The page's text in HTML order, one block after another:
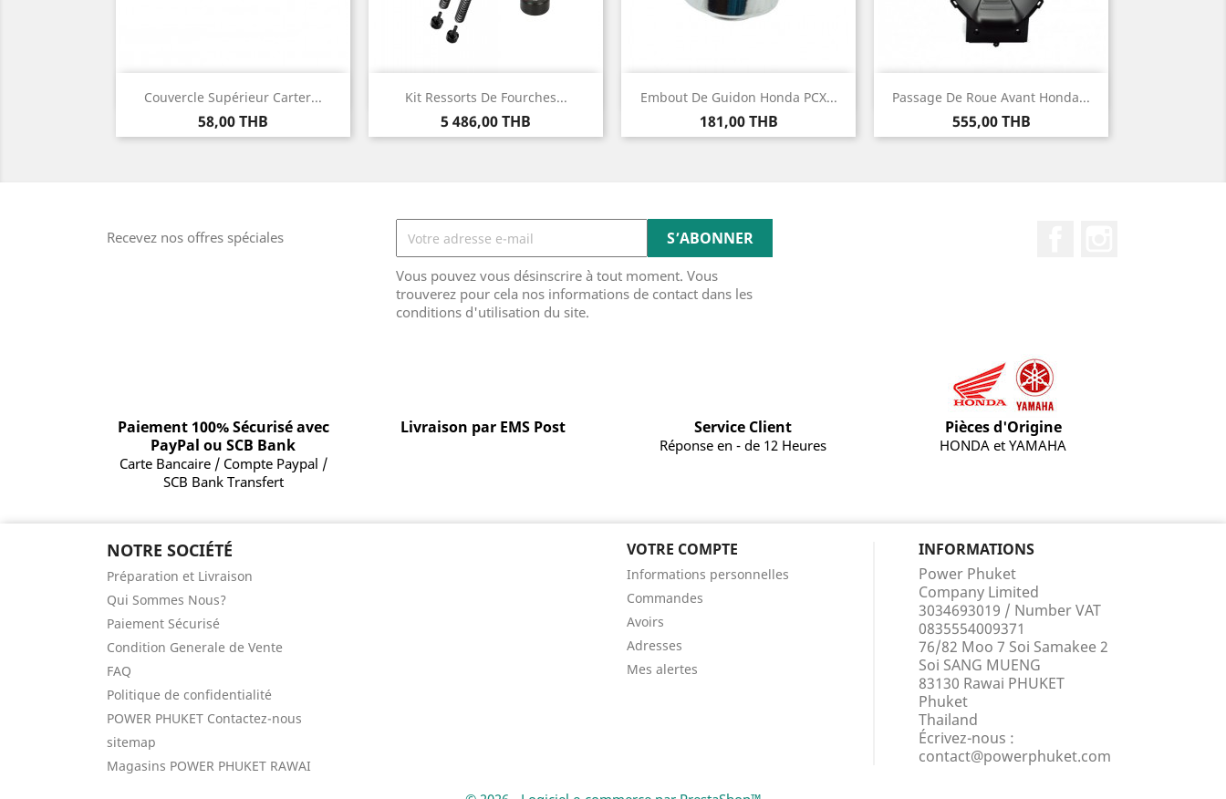
Couvercle Supérieur Carter...
Prix
58,00 THB
Aperçu rapide Kit Ressorts De Fourches...
Prix
5 486,00 THB
Aperçu rapide Embout De Guidon Honda PCX...
Prix
181,00 THB
Aperçu rapide Passage De Roue Avant Honda...
Prix
555,00 THB
Aperçu rapide
Recevez nos offres spéciales
Vous pouvez vous désinscrire à tout moment. Vous
trouverez pour cela nos informations de contact dans les
conditions d'utilisation du site.
Paiement 100% Sécurisé avec
PayPal ou SCB Bank
Carte Bancaire / Compte Paypal /
SCB Bank Transfert
Livraison par EMS Post Service Client
Réponse en - de 12 Heures
Pièces d'Origine
HONDA et YAMAHA
NOTRE SOCIÉTÉ
Préparation et Livraison
Qui Sommes Nous?
Paiement Sécurisé
Condition Generale de Vente
FAQ
Politique de confidentialité
POWER PHUKET Contactez-nous
sitemap
Magasins POWER PHUKET RAWAI
VOTRE COMPTE
Informations personnelles
Commandes
Avoirs
Adresses
Mes alertes
INFORMATIONS
Power Phuket
Company Limited
3034693019 / Number VAT
0835554009371
76/82 Moo 7 Soi Samakee 2
Soi SANG MUENG
83130 Rawai PHUKET
Phuket
Thailand
Écrivez-nous :
contact@powerphuket.com